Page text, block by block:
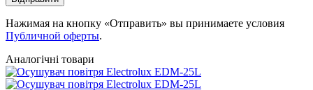
Нажимая на кнопку «Отправить» вы принимаете условия
Публичной оферты.
Аналогічні товари